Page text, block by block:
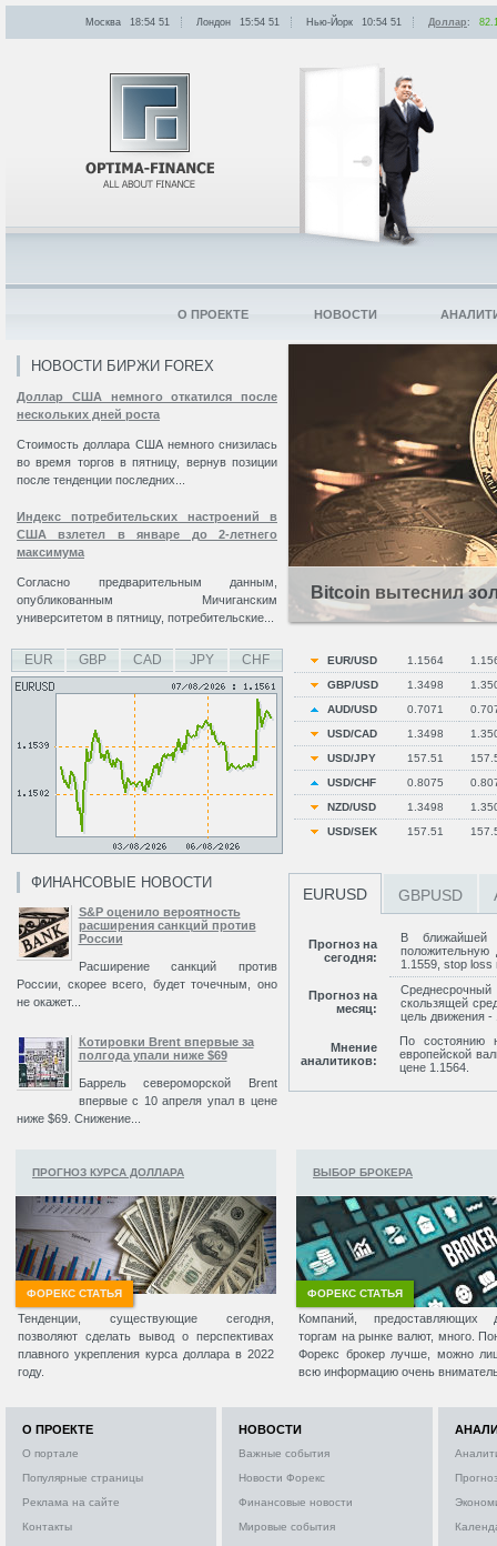
НОВОСТИ БИРЖИ FOREX
Доллар США немного откатился после
нескольких дней роста
Стоимость доллара США немного снизилась
во время торгов в пятницу, вернув позиции
после тенденции последних...
Индекс потребительских настроений в
США взлетел в январе до 2-летнего
максимума
Согласно предварительным данным,
опубликованным Мичиганским
университетом в пятницу, потребительские...
Bitcoin вытеснил
EUR GBP CAD JPY CHF EUR/USD 1.1564
GBP/USD
1.3498
AUD/USD
0.7071
USD/CAD
1.3498
USD/JPY
157.51
USD/CHF
0.8075
NZD/USD
1.3498
USD/SEK
157.51
ФИНАНСОВЫЕ НОВОСТИ
S&P оценило вероятность
расширения санкций против
России
Расширение санкций против
России, скорее всего, будет точечным, оно
не окажет...
Котировки Brent впервые за
полгода упали ниже $69
Баррель североморской Brent
впервые с 10 апреля упал в цене
ниже $69. Снижение...
EURUSD
Прогноз на
сегодня:
В ближайшей
положительную
1.1559, stop loss
Прогноз на
месяц:
скользящей
цель движения -
Мнение
аналитиков:
По состоянию
европейской
цене 1.1564.
GBPUSD
ПРОГНОЗ КУРСА ДОЛЛАРА
ФОРЕКС СТАТЬЯ
Тенденции, существующие сегодня,
позволяют сделать вывод о перспективах
плавного укрепления курса доллара в 2022
году.
ВЫБОР БРОКЕРА
ФОРЕКС СТАТЬЯ
Компаний, предоставляющих
торгам на рынке валют, много.
Форекс брокер лучше, можно
всю информацию очень
Москва 18:54 51 Лондон 15:54 51 Нью-Йорк 10:54 51 Доллар:
О ПРОЕКТЕ НОВОСТИ
О ПРОЕКТЕ
О портале
Популярные страницы
Реклама на сайте
Контакты
НОВОСТИ
Важные события
Новости Форекс
Финансовые новости
Мировые события